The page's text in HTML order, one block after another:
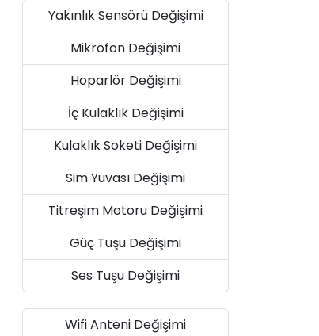
Yakınlık Sensörü Değişimi
Mikrofon Değişimi
Hoparlör Değişimi
İç Kulaklık Değişimi
Kulaklık Soketi Değişimi
Sim Yuvası Değişimi
Titreşim Motoru Değişimi
Güç Tuşu Değişimi
Ses Tuşu Değişimi
Wifi Anteni Değişimi